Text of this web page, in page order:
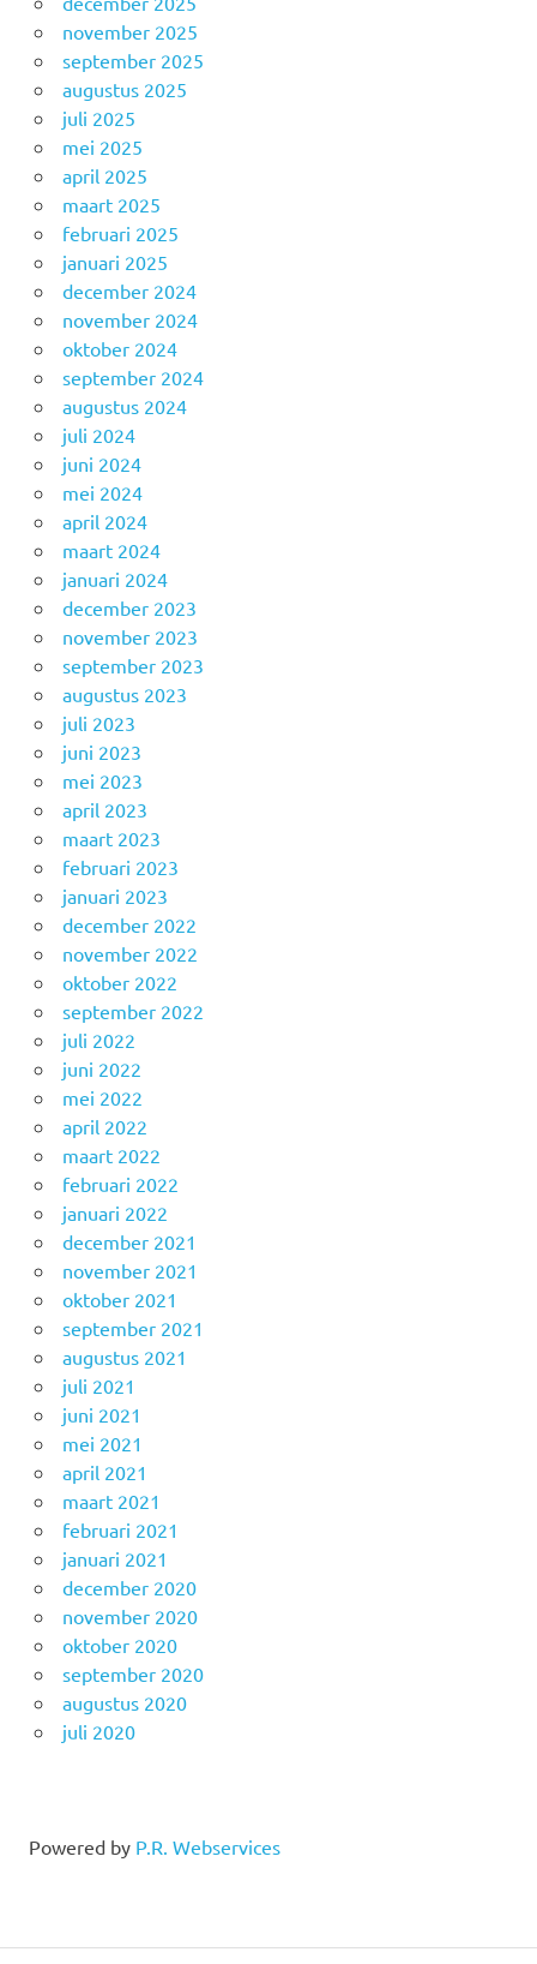
november 2025
september 2025
augustus 2025
juli 2025
mei 2025
april 2025
maart 2025
februari 2025
januari 2025
december 2024
november 2024
oktober 2024
september 2024
augustus 2024
juli 2024
juni 2024
mei 2024
april 2024
maart 2024
januari 2024
december 2023
november 2023
september 2023
augustus 2023
juli 2023
juni 2023
mei 2023
april 2023
maart 2023
februari 2023
januari 2023
december 2022
november 2022
oktober 2022
september 2022
juli 2022
juni 2022
mei 2022
april 2022
maart 2022
februari 2022
januari 2022
december 2021
november 2021
oktober 2021
september 2021
augustus 2021
juli 2021
juni 2021
mei 2021
april 2021
maart 2021
februari 2021
januari 2021
december 2020
november 2020
oktober 2020
september 2020
augustus 2020
juli 2020
Powered by P.R. Webservices